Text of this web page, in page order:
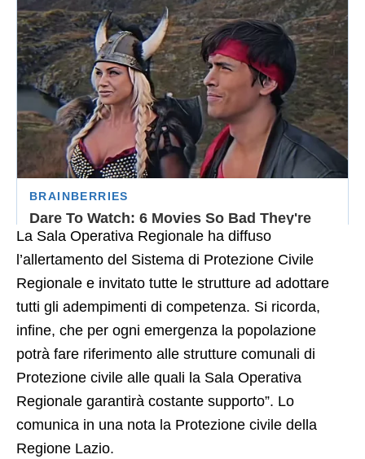
La Sala Operativa Regionale ha diffuso
l’allertamento del Sistema di Protezione Civile
Regionale e invitato tutte le strutture ad adottare
tutti gli adempimenti di competenza. Si ricorda,
infine, che per ogni emergenza la popolazione
potrà fare riferimento alle strutture comunali di
Protezione civile alle quali la Sala Operativa